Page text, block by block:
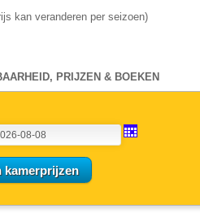
kan veranderen per seizoen)
PRIJZEN & BOEKEN